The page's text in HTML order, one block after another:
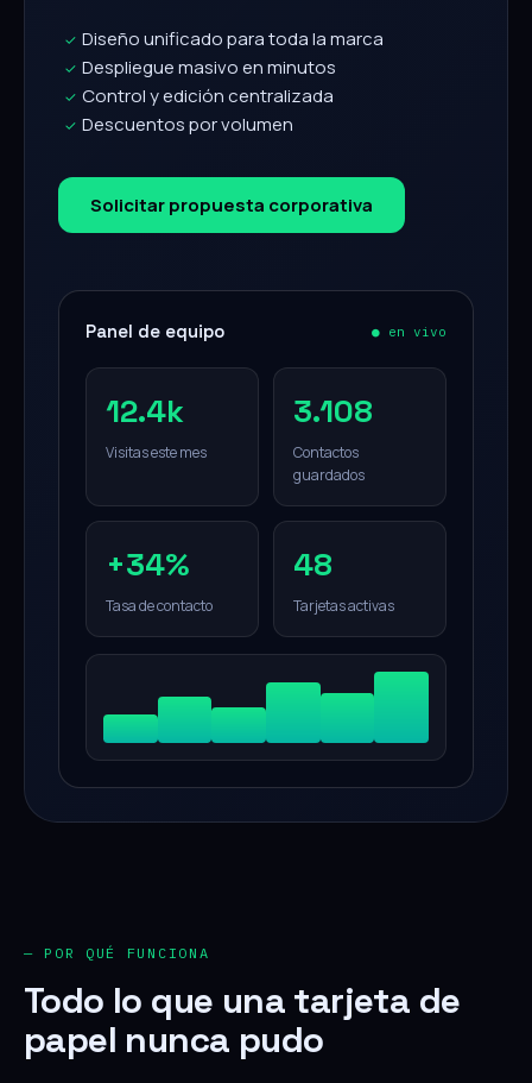
✓ Diseño unificado para toda la marca
✓ Despliegue masivo en minutos
✓ Control y edición centralizada
✓ Descuentos por volumen
Solicitar propuesta corporativa
Panel de equipo ● en vivo
12.4k
Visitas este mes
3.108
Contactos
guardados
+34%
Tasa de contacto
48
Tarjetas activas
— POR QUÉ FUNCIONA
Todo lo que una tarjeta de
papel nunca pudo